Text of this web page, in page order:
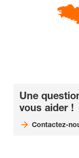
Une
vous aider !
Contactez-